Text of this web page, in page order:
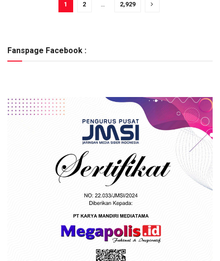
1 2 … 2,929
Fanspage Facebook :